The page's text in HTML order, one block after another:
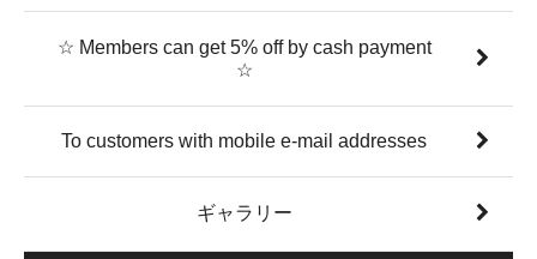
☆ Members can get 5% off by cash payment
☆
To customers with mobile e-mail addresses
ギャラリー